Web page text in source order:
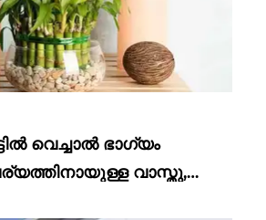
വെച്ചാൽ ഭാഗ്യം
വാസ്തു,